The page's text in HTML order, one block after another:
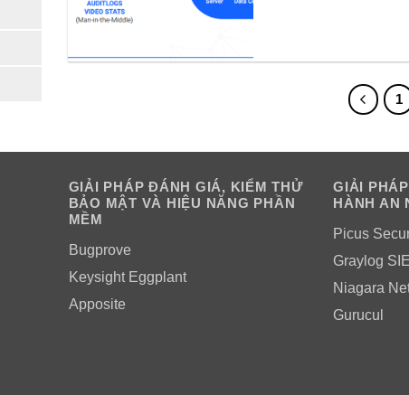
1
GIẢI PHÁP ĐÁNH GIÁ, KIỂM THỬ
BẢO MẬT VÀ HIỆU NĂNG PHẦN
MỀM
Bugprove
Keysight Eggplant
Apposite
GIẢI
HÀNH AN
Picus
Graylog
Niagara
Gurucul